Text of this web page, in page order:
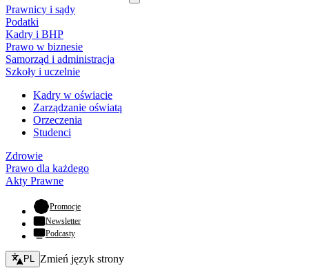
Prawnicy i sądy
Podatki
Kadry i BHP
Prawo w biznesie
Samorząd i administracja
Szkoły i uczelnie
Kadry w oświacie
Zarządzanie oświatą
Orzeczenia
Studenci
Zdrowie
Prawo dla każdego
Akty Prawne
Promocje- otwiera się w nowej karcie
Newsletter
Podcasty
Zmień język - bieżący:
PL Zmień język strony